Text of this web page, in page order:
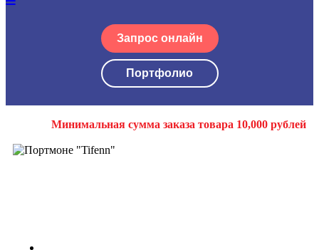
Запрос онлайн
Портфолио
Минимальная сумма заказа товара 10,000 рублей